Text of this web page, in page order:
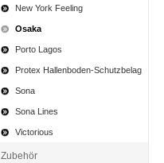
New York Feeling
Osaka
Porto Lagos
Protex Hallenboden-Schutzbelag
Sona
Sona Lines
Victorious
Zubehör